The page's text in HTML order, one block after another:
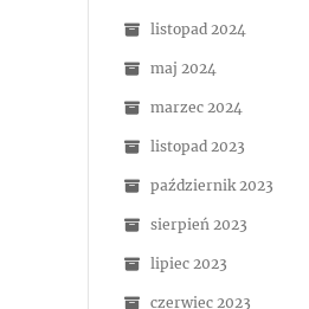
listopad 2024
maj 2024
marzec 2024
listopad 2023
październik 2023
sierpień 2023
lipiec 2023
czerwiec 2023